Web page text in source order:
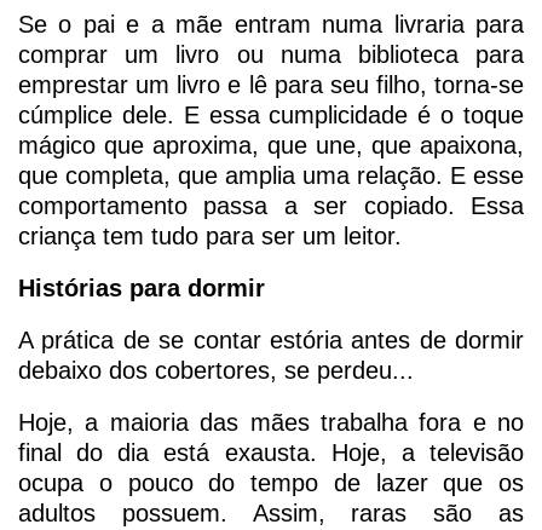
Se o pai e a mãe entram numa livraria para
comprar um livro ou numa biblioteca para
emprestar um livro e lê para seu filho, torna-se
cúmplice dele. E essa cumplicidade é o toque
mágico que aproxima, que une, que apaixona,
que completa, que amplia uma relação. E esse
comportamento passa a ser copiado. Essa
criança tem tudo para ser um leitor.
Histórias para dormir
A prática de se contar estória antes de dormir
debaixo dos cobertores, se perdeu...
Hoje, a maioria das mães trabalha fora e no
final do dia está exausta. Hoje, a televisão
ocupa o pouco do tempo de lazer que os
adultos possuem. Assim, raras são as